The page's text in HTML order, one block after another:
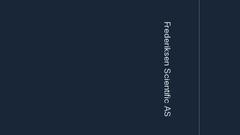
Frederiksen Scientific AS